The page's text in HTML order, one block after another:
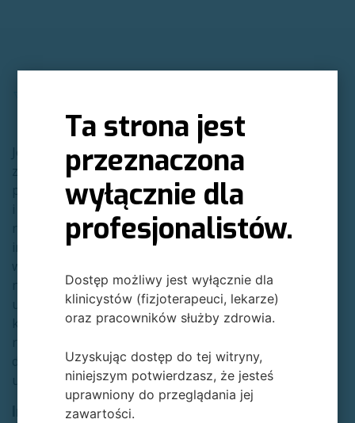
Jesteśmy polską firmą
zajmującą się
projektowaniem
i produkcją robotów
rehabilitacyjnych. Nasze
innowacyjne rozwiązania
neurologii, ortopedii,
urologii, onkologii,
kardiologii,a także w
długoterminowej,
uroginekologii i sporcie.​
Informacje
Ta strona jest
przeznaczona
wyłącznie dla
profesjonalistów.
Dostęp możliwy jest wyłącznie dla
klinicystów (fizjoterapeuci, lekarze)
oraz pracowników służby zdrowia.
Uzyskując dostęp do tej witryny,
niniejszym potwierdzasz, że jesteś
uprawniony do przeglądania jej
zawartości.